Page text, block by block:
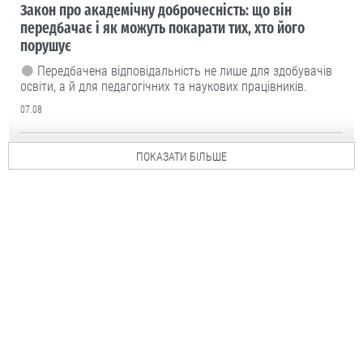
Закон про академічну доброчесність: що він
передбачає і як можуть покарати тих, хто його
порушує
Передбачена відповідальність не лише для здобувачів
освіти, а й для педагогічних та наукових працівників.
07.08
ПОКАЗАТИ БІЛЬШЕ